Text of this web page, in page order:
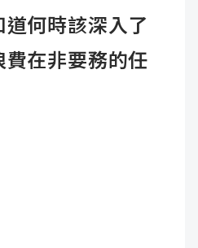
何時該深入了
在非要務的任